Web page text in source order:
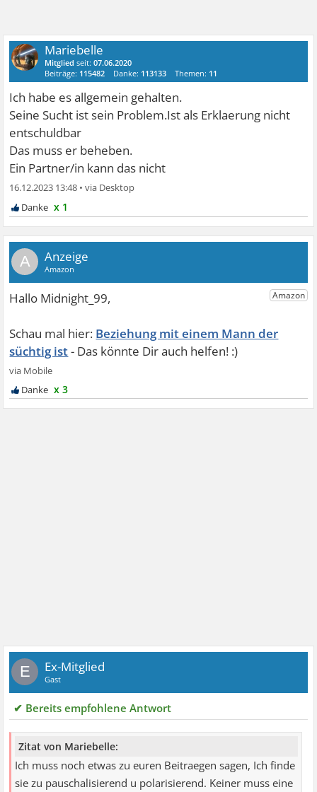
Mariebelle
Mitglied seit:07.06.2020
Beiträge: 115482 Danke: 113133 Themen: 11
Ich habe es allgemein gehalten.
Seine Sucht ist sein Problem.Ist als Erklaerung nicht
entschuldbar
Das muss er beheben.
Ein Partner/in kann das nicht
16.12.2023 13:48 •
x 1
A
Beziehung mit einem Mann der
süchtig ist
x 3
E Ex-Mitglied
Gast
✔ Bereits empfohlene Antwort
Zitat von Mariebelle:
Ich muss noch etwas zu euren Beitraegen sagen, Ich finde
sie zu pauschalisierend u polarisierend. Keiner muss eine